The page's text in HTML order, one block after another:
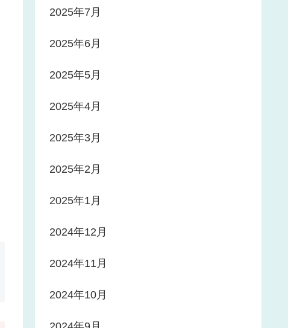
2025年7月
2025年6月
2025年5月
2025年4月
2025年3月
2025年2月
2025年1月
2024年12月
2024年11月
2024年10月